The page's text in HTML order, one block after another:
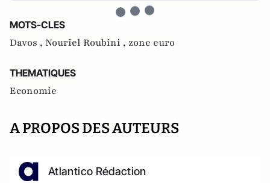
MOTS-CLES
Davos , Nouriel Roubini , zone euro
THEMATIQUES
Economie
A PROPOS DES AUTEURS
Atlantico Rédaction